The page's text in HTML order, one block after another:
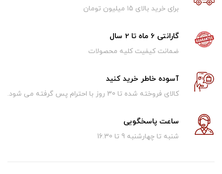
برای خرید بالای ۱5 میلیون تومان
گارانتی 6 ماه تا 2 سال
ضمانت کیفیت کلیه محصولات
آسوده خاطر خرید کنید
کالای فروخته شده تا 30 روز با احترام پس گرفته می شود.
ساعت پاسخگویی
شنبه تا چهارشنبه 9 تا 16.30